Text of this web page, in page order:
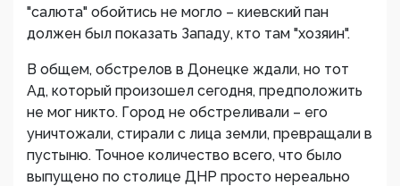
"салюта" обойтись не могло – киевский пан
должен был показать Западу, кто там "хозяин".
В общем, обстрелов в Донецке ждали, но тот
Ад, который произошел сегодня, предположить
не мог никто. Город не обстреливали – его
уничтожали, стирали с лица земли, превращали в
пустыню. Точное количество всего, что было
выпущено по столице ДНР просто нереально